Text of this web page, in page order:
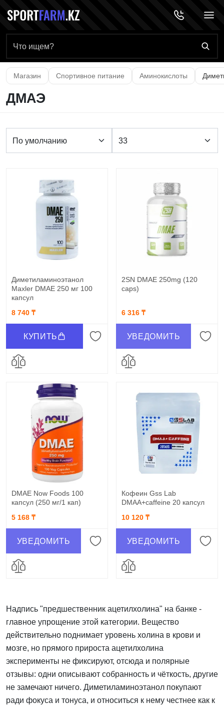
Главная страница
Магазин Спортивное питание Аминокислоты
ДМАЭ
Диметиламиноэтанол
Maxler DMAE 250 мг 100
капсул
8 740 ₸
КУПИТЬ
2SN DMAE 250mg (120
caps)
6 316 ₸
УВЕДОМИТЬ
DMAE Now Foods 100
капсул (250 мг/1 кап)
5 168 ₸
УВЕДОМИТЬ
Кофеин Gss Lab
DMAA+caffeine 20 капсул
10 120 ₸
УВЕДОМИТЬ
Надпись "предшественник ацетилхолина" на банке -
главное упрощение этой категории. Вещество
действительно поднимает уровень холина в крови и
мозге, но прямого прироста ацетилхолина
эксперименты не фиксируют, отсюда и полярные
отзывы: одни описывают собранность и чёткость, другие
не замечают ничего. Диметиламиноэтанол покупают
ради фокуса и тонуса, и относиться к нему честнее как к